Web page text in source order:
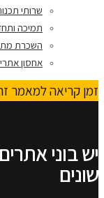
שרותי
תמיכה
השכרת
אחסון
זמן קריאה למאמר
יש בוני
שונים